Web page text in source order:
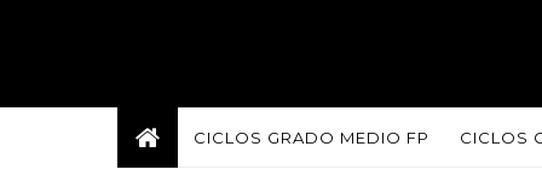
CICLOS GRADO MEDIO FP CICLOS